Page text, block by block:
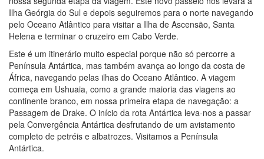
Ilha Geórgia do Sul e depois seguiremos para o norte navegando
pelo Oceano Atlântico para visitar a Ilha de Ascensão, Santa
Helena e terminar o cruzeiro em Cabo Verde.
Este é um itinerário muito especial porque não só percorre a
Península Antártica, mas também avança ao longo da costa de
África, navegando pelas ilhas do Oceano Atlântico. A viagem
começa em Ushuaia, como a grande maioria das viagens ao
continente branco, em nossa primeira etapa de navegação: a
Passagem de Drake. O início da rota Antártica leva-nos a passar
pela Convergência Antártica desfrutando de um avistamento
completo de petréis e albatrozes. Visitamos a Península
Antártica.